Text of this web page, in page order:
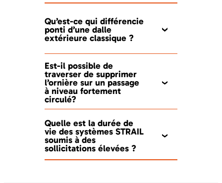
Qu’est-ce qui différencie
ponti d’une dalle
extérieure classique ?
Est-il possible de
traverser de supprimer
l’ornière sur un passage
à niveau fortement
circulé?
Quelle est la durée de
vie des systèmes STRAIL
soumis à des
sollicitations élevées ?